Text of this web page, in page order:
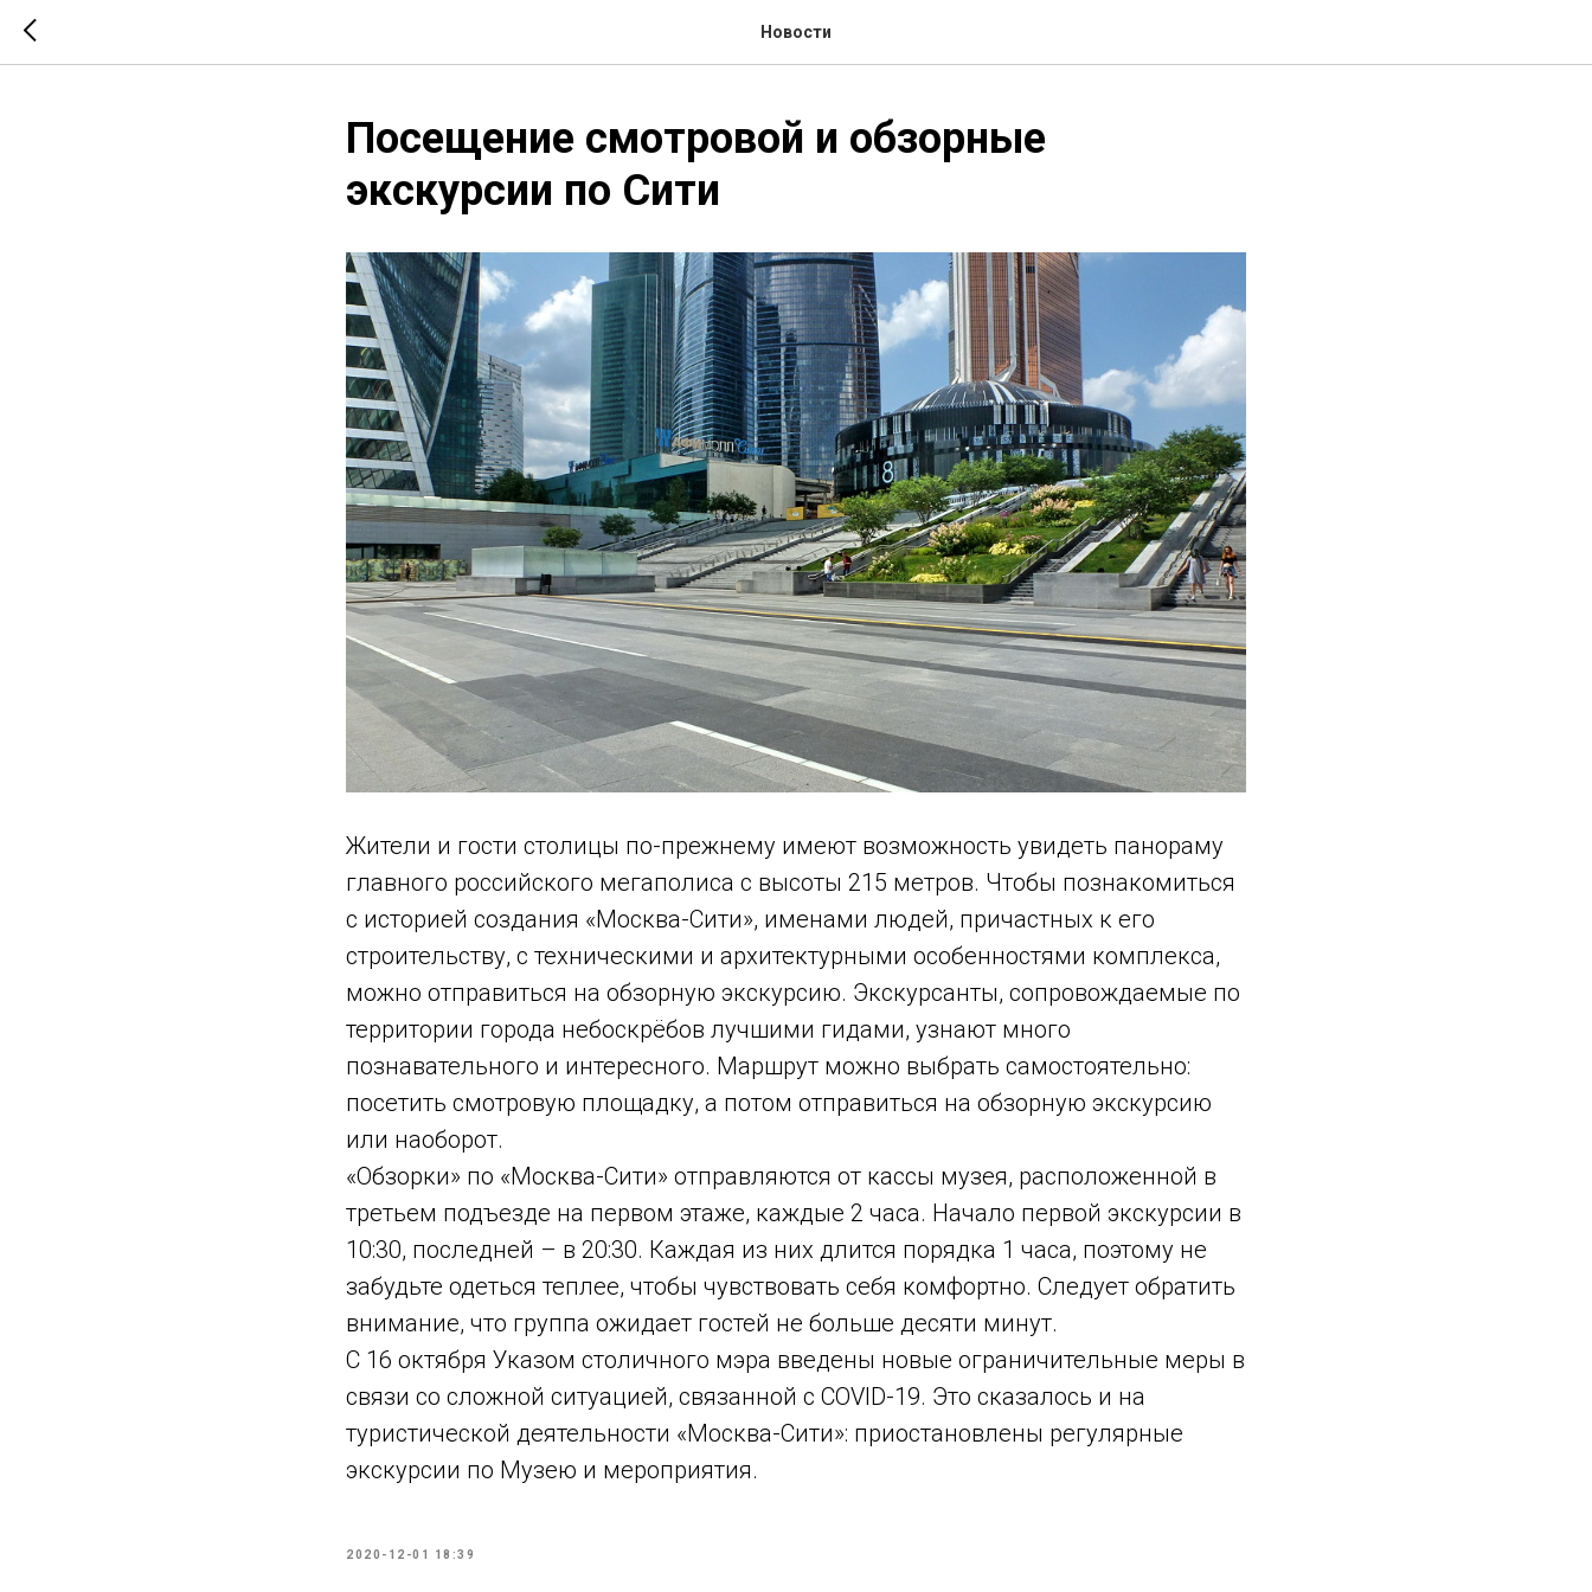
Новости
Посещение смотровой и обзорные
экскурсии по Сити
Жители и гости столицы по-прежнему имеют возможность увидеть панораму
главного российского мегаполиса с высоты 215 метров. Чтобы познакомиться
с историей создания «Москва-Сити», именами людей, причастных к его
строительству, с техническими и архитектурными особенностями комплекса,
можно отправиться на обзорную экскурсию. Экскурсанты, сопровождаемые по
территории города небоскрёбов лучшими гидами, узнают много
познавательного и интересного. Маршрут можно выбрать самостоятельно:
посетить смотровую площадку, а потом отправиться на обзорную экскурсию
или наоборот.
«Обзорки» по «Москва-Сити» отправляются от кассы музея, расположенной в
третьем подъезде на первом этаже, каждые 2 часа. Начало первой экскурсии в
10:30, последней – в 20:30. Каждая из них длится порядка 1 часа, поэтому не
забудьте одеться теплее, чтобы чувствовать себя комфортно. Следует обратить
внимание, что группа ожидает гостей не больше десяти минут.
С 16 октября Указом столичного мэра введены новые ограничительные меры в
связи со сложной ситуацией, связанной с COVID-19. Это сказалось и на
туристической деятельности «Москва-Сити»: приостановлены регулярные
экскурсии по Музею и мероприятия.
2020-12-01 18:39